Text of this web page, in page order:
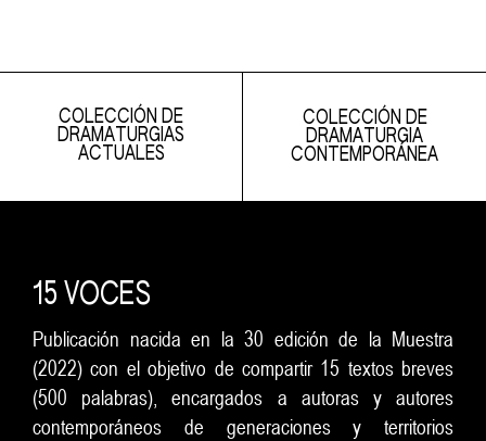
COLECCIÓN DE
DRAMATURGIAS
ACTUALES
COLECCIÓN DE
DRAMATURGIA
CONTEMPORÁNEA
15 VOCES
Publicación nacida en la 30 edición de la Muestra
(2022) con el objetivo de compartir 15 textos breves
(500 palabras), encargados a autoras y autores
contemporáneos de generaciones y territorios